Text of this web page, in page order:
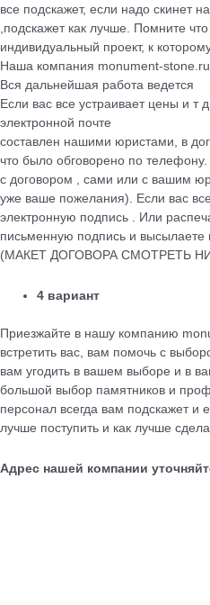
все подскажет, если надо скинет
,подскажет как лучше. Помните
индивидуальный проект, к
Наша компания monument-
Вся дальнейшая работа ведется
Если вас все устраивает цены и т
электронной почте
cоставлен нашими юристами, в
что было обговорено по
с договором , сами или с вашим
уже ваше пожелания). Если вас все
электронную подпись . Или
письменную подпись и высылаете
(МАКЕТ ДОГОВОРА СМОТРЕТЬ
4 вариант
Приезжайте в нашу компанию
встретить вас, вам помочь с
вам угодить в вашем выборе и в
большой выбор памятников и
персонал всегда вам подскажет и
лучше поступить и как лучше
Адрес нашей компании